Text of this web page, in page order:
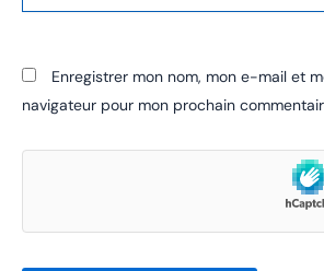
Enregistrer mon nom, mon e-mail et
navigateur pour mon prochain